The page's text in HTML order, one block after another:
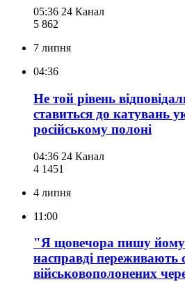
05:36 24 Канал
5 862
7 липня
04:36
Не той рівень
ставиться до катувань
російському полоні
04:36 24 Канал
4 1451
4 липня
11:00
"Я щовечора пишу
насправді переживають
військовополонених